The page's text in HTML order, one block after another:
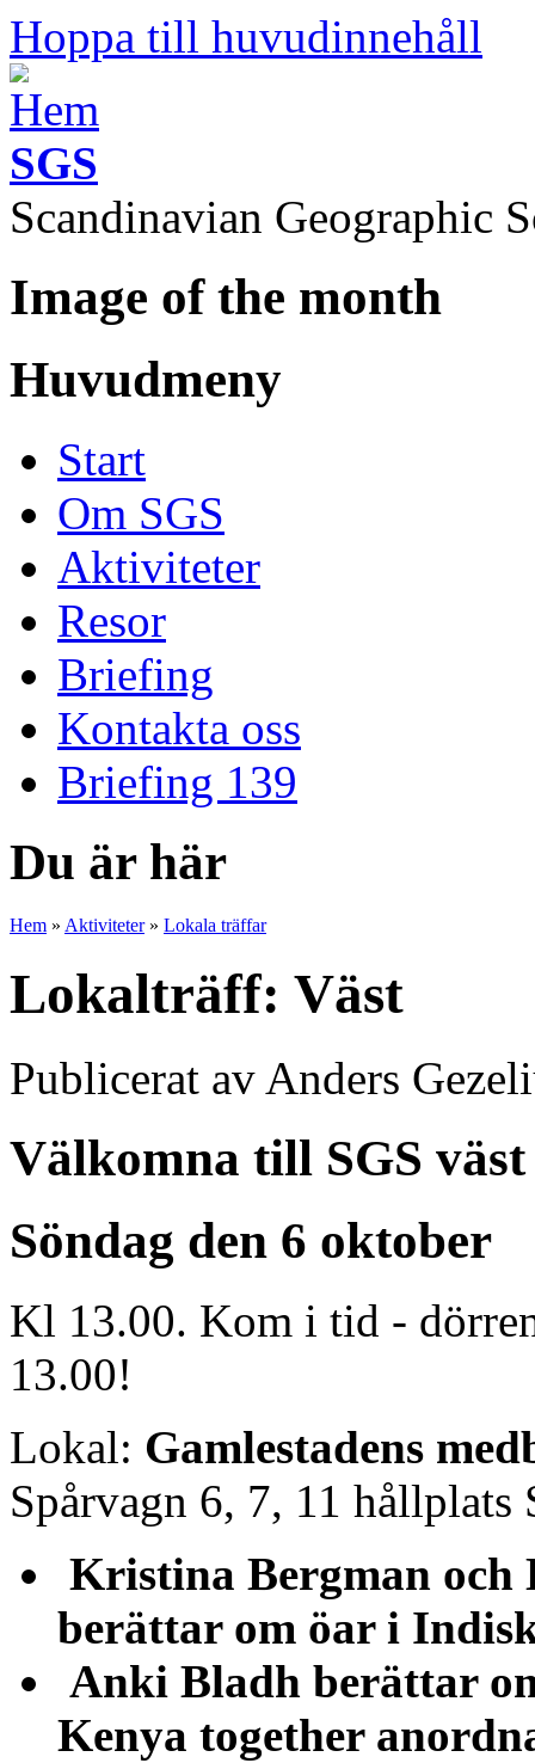
Hoppa till huvudinnehåll
SGS
Scandinavian Geographic
Image of the month
Huvudmeny
Start
Om SGS
Aktiviteter
Resor
Briefing
Kontakta oss
Briefing 139
Du är här
Hem » Aktiviteter» Lokala träffar
Lokalträff: Väst
Publicerat av Anders
Välkomna till SGS
Söndag den 6 oktober
Kl 13.00. Kom i tid -
13.00!
Lokal: Gamlestadens
Spårvagn 6, 7, 11 hållplats
Kristina Bergman och
berättar om öar i
Anki Bladh berättar
Kenya together